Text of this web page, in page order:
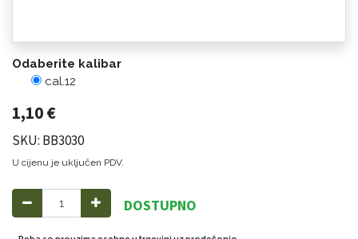
Odaberite kalibar
cal.12
1,10€
SKU: BB3030
U cijenu je uključen PDV.
DOSTUPNO